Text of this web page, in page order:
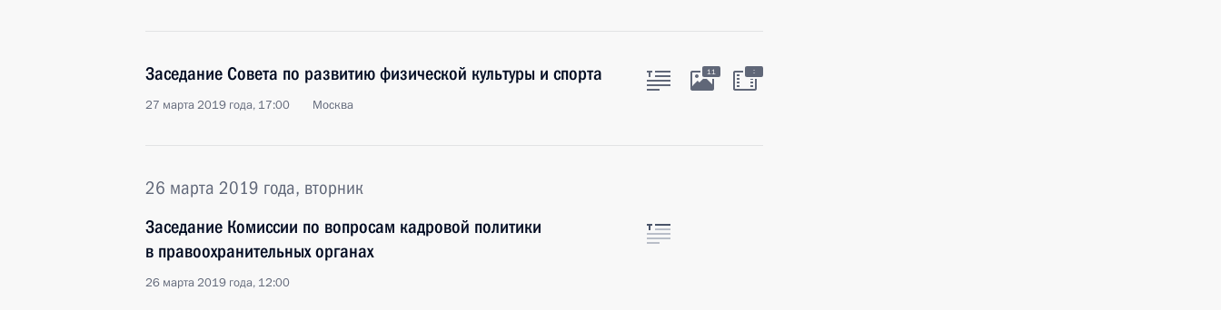
Заседание Совета по развитию физической культуры и спорта
27 марта 2019 года, 17:00 Москва
11 :
26 марта 2019 года, вторник
Заседание Комиссии по вопросам кадровой политики
в правоохранительных органах
26 марта 2019 года, 12:00